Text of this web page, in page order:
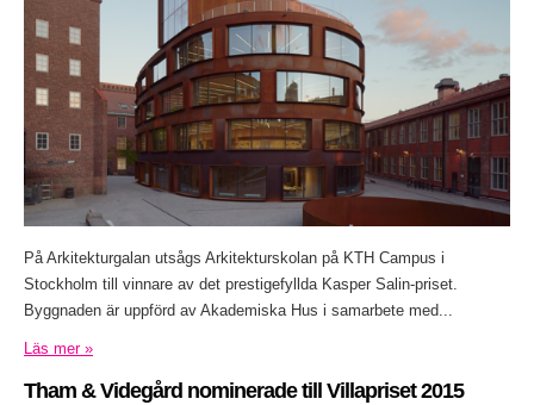
På Arkitekturgalan utsågs Arkitekturskolan på KTH Campus i
Stockholm till vinnare av det prestigefyllda Kasper Salin-priset.
Byggnaden är uppförd av Akademiska Hus i samarbete med...
Läs mer »
Tham & Videgård nominerade till Villapriset 2015